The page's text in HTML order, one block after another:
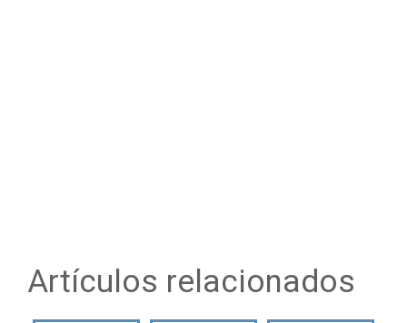
Artículos relacionados